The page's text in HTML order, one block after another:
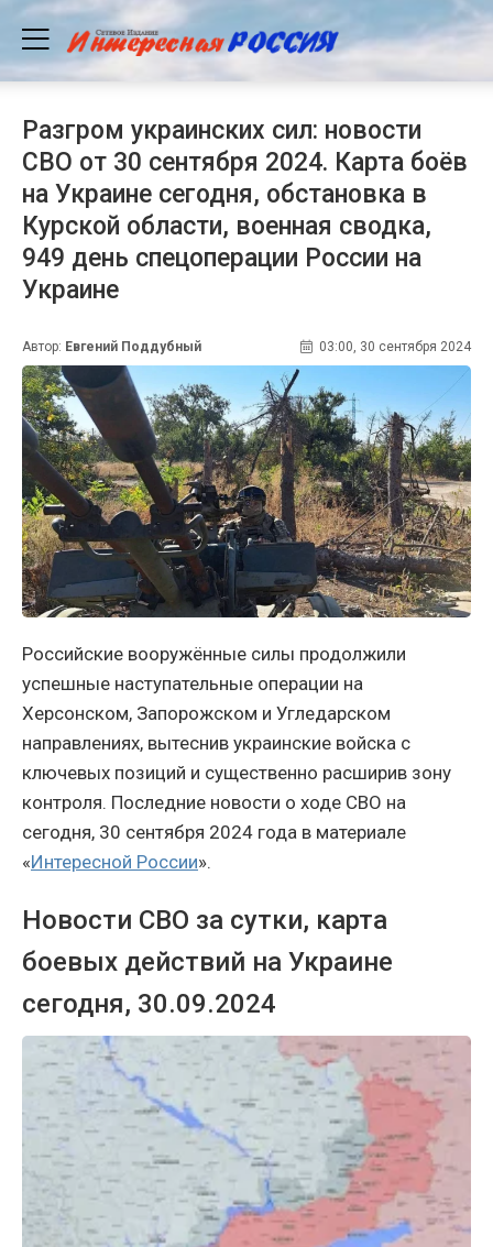
Разгром украинских сил: новости
СВО от 30 сентября 2024. Карта боёв
на Украине сегодня, обстановка в
Курской области, военная сводка,
949 день спецоперации России на
Украине
Автор: Евгений Поддубный 03:00, 30 сентября 2024
Российские вооружённые силы продолжили
успешные наступательные операции на
Херсонском, Запорожском и Угледарском
направлениях, вытеснив украинские войска с
ключевых позиций и существенно расширив зону
контроля. Последние новости о ходе СВО на
сегодня, 30 сентября 2024 года в материале
«Интересной России».
Новости СВО за сутки, карта
боевых действий на Украине
сегодня, 30.09.2024